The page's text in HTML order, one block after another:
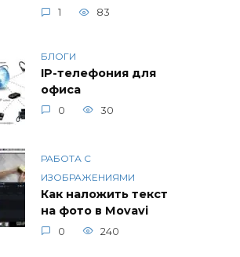
1 83
БЛОГИ
IP-телефония для
офиса
0 30
РАБОТА С
ИЗОБРАЖЕНИЯМИ
Как наложить текст
на фото в Movavi
0 240